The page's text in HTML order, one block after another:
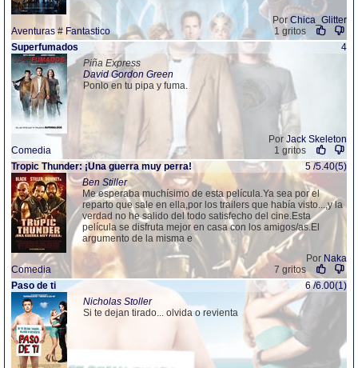
Por Chica_Glitter
Aventuras# Fantastico
1 gritos
Superfumados
4
Piña Express
David Gordon Green
Ponlo en tu pipa y fuma.
Por Jack Skeleton
Comedia
1 gritos
Tropic Thunder: ¡Una guerra muy perra!
5 /5.40(5)
Ben Stiller
Me esperaba muchísimo de esta película.Ya sea por el
reparto que sale en ella,por los trailers que había visto...,y la
verdad no he salido del todo satisfecho del cine.Esta
película se disfruta mejor en casa con los amigos/as.El
argumento de la misma e
Por Naka
Comedia
7 gritos
Paso de ti
6 /6.00(1)
Nicholas Stoller
Si te dejan tirado... olvida o revienta